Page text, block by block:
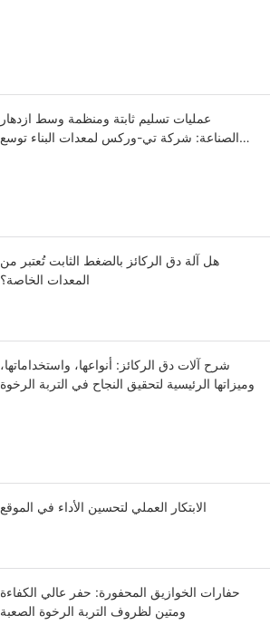
عمليات تسليم ثابتة ومنظمة وسط ازدهار
الصناعة: شركة تي-وركس لمعدات البناء توسع
هل آلة دق الركائز بالضغط الثابت تُعتبر من
المعدات الخاصة؟
شرح آلات دق الركائز: أنواعها، واستخداماتها،
وميزاتها الرئيسية لتحقيق النجاح في التربة الرخوة
الابتكار العملي لتحسين الأداء في الموقع
حفارات الخوازيق المحفورة: حفر عالي الكفاءة
ومتين لظروف التربة الرخوة الصعبة